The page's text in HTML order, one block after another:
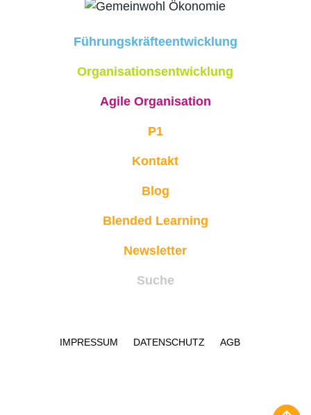
Führungskräfteentwicklung
Organisationsentwicklung
Agile Organisation
P1
Kontakt
Blog
Blended Learning
Newsletter
Suche
IMPRESSUM DATENSCHUTZ AGB